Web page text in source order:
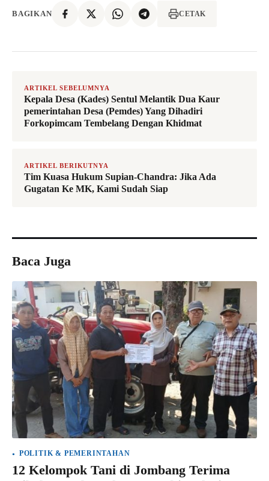
BAGIKAN CETAK
ARTIKEL SEBELUMNYA
Kepala Desa (Kades) Sentul Melantik Dua Kaur
pemerintahan Desa (Pemdes) Yang Dihadiri
Forkopimcam Tembelang Dengan Khidmat
ARTIKEL BERIKUTNYA
Tim Kuasa Hukum Supian-Chandra: Jika Ada
Gugatan Ke MK, Kami Sudah Siap
Baca Juga
POLITIK & PEMERINTAHAN
12 Kelompok Tani di Jombang Terima